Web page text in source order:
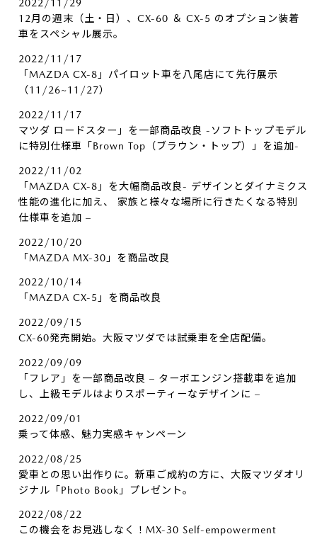
2022/11/29
12月の週末（土・日）、CX-60 ＆ CX-5 のオプション装着
車をスペシャル展示。
2022/11/17
「MAZDA CX-8」パイロット車を八尾店にて先行展示
（11/26~11/27）
2022/11/17
マツダ ロードスター」を一部商品改良 -ソフトトップモデル
に特別仕様車「Brown Top（ブラウン・トップ）」を追加-
2022/11/02
「MAZDA CX-8」を大幅商品改良- デザインとダイナミクス
性能の進化に加え、 家族と様々な場所に行きたくなる特別
仕様車を追加 –
2022/10/20
「MAZDA MX-30」を商品改良
2022/10/14
「MAZDA CX-5」を商品改良
2022/09/15
CX-60発売開始。大阪マツダでは試乗車を全店配備。
2022/09/09
「フレア」を一部商品改良 – ターボエンジン搭載車を追加
し、上級モデルはよりスポーティーなデザインに –
2022/09/01
乗って体感、魅力実感キャンペーン
2022/08/25
愛車との思い出作りに。新車ご成約の方に、大阪マツダオリ
ジナル「Photo Book」プレゼント。
2022/08/22
この機会をお見逃しなく！MX-30 Self-empowerment